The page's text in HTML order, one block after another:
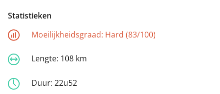
Statistieken
Moeilijkheidsgraad: Hard (83/100)
Lengte: 108 km
Duur: 22u52